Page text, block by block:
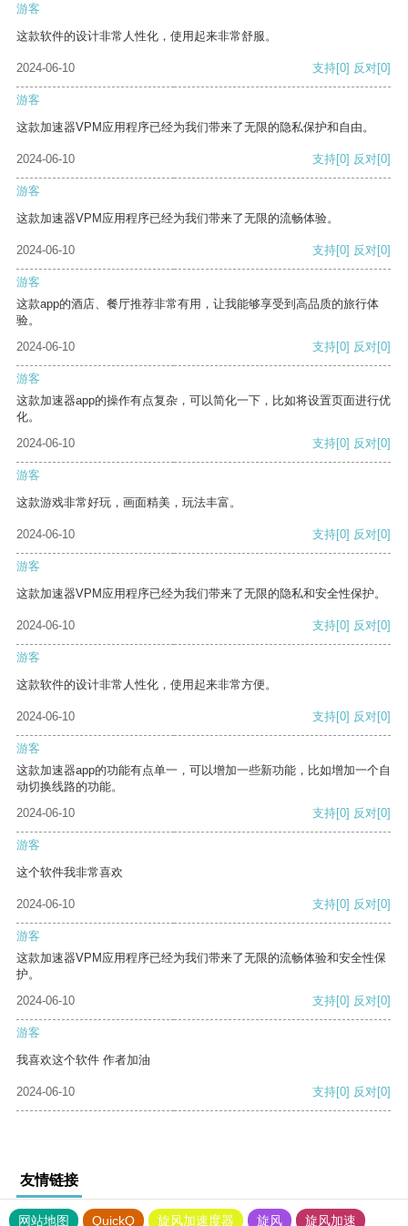
游客
这款软件的设计非常人性化，使用起来非常舒服。
2024-06-10 支持[0] 反对[0]
游客
这款加速器VPM应用程序已经为我们带来了无限的隐私保护和自由。
2024-06-10 支持[0] 反对[0]
游客
这款加速器VPM应用程序已经为我们带来了无限的流畅体验。
2024-06-10 支持[0] 反对[0]
游客
这款app的酒店、餐厅推荐非常有用，让我能够享受到高品质的旅行体
验。
2024-06-10
支持[0] 反对[0]
游客
这款加速器app的操作有点复杂，可以简化一下，比如将设置页面进行优
化。
2024-06-10
支持[0] 反对[0]
游客
这款游戏非常好玩，画面精美，玩法丰富。
2024-06-10 支持[0] 反对[0]
游客
这款加速器VPM应用程序已经为我们带来了无限的隐私和安全性保护。
2024-06-10 支持[0] 反对[0]
游客
这款软件的设计非常人性化，使用起来非常方便。
2024-06-10 支持[0] 反对[0]
游客
这款加速器app的功能有点单一，可以增加一些新功能，比如增加一个自
动切换线路的功能。
2024-06-10
支持[0] 反对[0]
游客
这个软件我非常喜欢
2024-06-10 支持[0] 反对[0]
游客
这款加速器VPM应用程序已经为我们带来了无限的流畅体验和安全性保
护。
2024-06-10
支持[0] 反对[0]
游客
我喜欢这个软件 作者加油
2024-06-10 支持[0] 反对[0]
友情链接
网站地图 QuickQ 旋风加速度器 旋风 旋风加速